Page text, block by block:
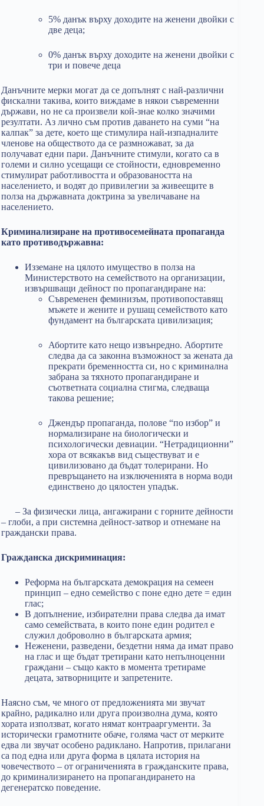
5% данък върху доходите на женени двойки с
две деца;
0% данък върху доходите на женени двойки с
три и повече деца
Данъчните мерки могат да се допълнят с най-различни
фискални такива, които виждаме в някои съвременни
държави, но не са произвели кой-знае колко значими
резултати. Аз лично съм против даването на суми “на
калпак” за дете, което ще стимулира най-изпадналите
членове на обществото да се размножават, за да
получават едни пари. Данъчните стимули, когато са в
големи и силно усещащи се стойности, едновременно
стимулират работливостта и образоваността на
населението, и водят до привилегии за живеещите в
полза на държавната доктрина за увеличаване на
населението.
Криминализиране на противосемейната пропаганда
като противодържавна:
Изземане на цялото имущество в полза на
Министерството на семейството на организации,
извършващи дейност по пропагандиране на:
Съвременен феминизъм, противопоставящ
мъжете и жените и рушащ семейството като
фундамент на българската цивилизация;
Абортите като нещо извънредно. Абортите
следва да са законна възможност за жената да
прекрати бременността си, но с криминална
забрана за тяхното пропагандиране и
съответната социална стигма, следваща
такова решение;
Джендър пропаганда, полове “по избор” и
нормализиране на биологически и
психологически девиации. “Нетрадиционни”
хора от всякакъв вид съществуват и е
цивилизовано да бъдат толерирани. Но
превръщането на изключенията в норма води
единствено до цялостен упадък.
– За физически лица, ангажирани с горните дейности
– глоби, а при системна дейност-затвор и отнемане на
граждански права.
Гражданска дискриминация:
Реформа на българската демокрация на семеен
принцип – едно семейство с поне едно дете = един
глас;
В допълнение, избирателни права следва да имат
само семействата, в които поне един родител е
служил доброволно в българската армия;
Неженени, разведени, бездетни няма да имат право
на глас и ще бъдат третирани като непълноценни
граждани – също както в момента третираме
децата, затворниците и запретените.
Наясно съм, че много от предложенията ми звучат
крайно, радикално или друга произволна дума, която
хората използват, когато нямат контрааргументи. За
исторически грамотните обаче, голяма част от мерките
едва ли звучат особено радиклано. Напротив, прилагани
са под една или друга форма в цялата история на
човечеството – от ограниченията в гражданските права,
до криминализирането на пропагандирането на
дегенератско поведение.